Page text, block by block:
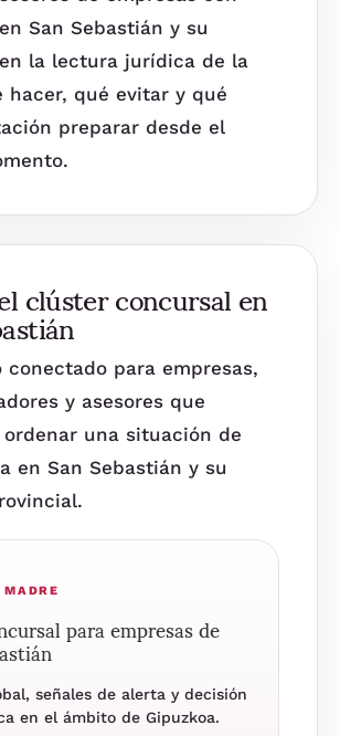
San Sebastián y su
la lectura jurídica de la
hacer, qué evitar y qué
preparar desde el
clúster concursal en
conectado para empresas,
y asesores que
una situación de
en San Sebastián y su
para empresas de
señales de alerta y decisión
en el ámbito de Gipuzkoa.